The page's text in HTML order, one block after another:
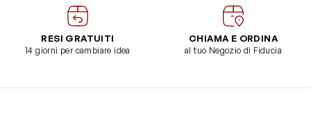
RESI GRATUITI
14 giorni per cambiare idea
CHIAMA E ORDINA
al tuo Negozio di Fiducia